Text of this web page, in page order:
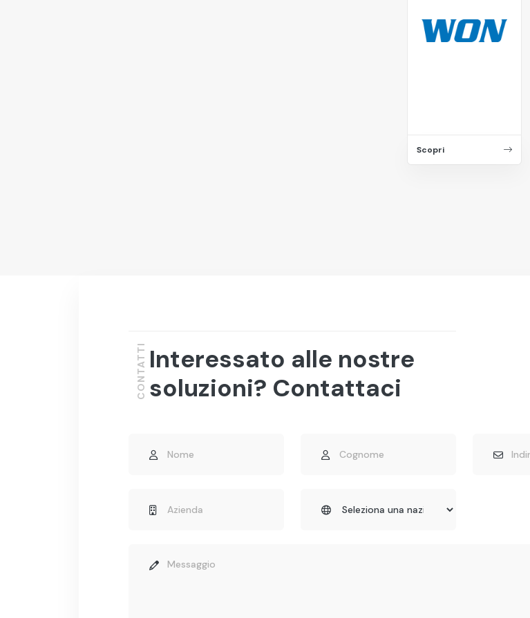
Scopri
Interessato alle nostre
soluzioni? Contattaci
CONTATTI